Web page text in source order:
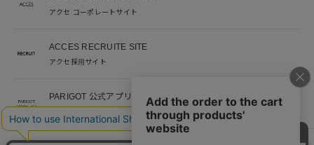
アクセ コーポレートサイト
ACCES RECRUITE SITE
アクセ採用サイト
PARIGOT 公式アプリ
新着情報を、プッシュ通知でいち早くお届け。